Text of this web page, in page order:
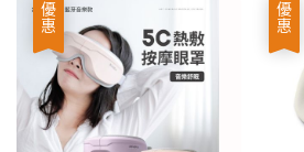
優惠 優惠